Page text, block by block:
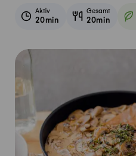
Aktiv
20min
Gesamt
20min